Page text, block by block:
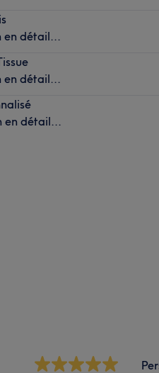
en détail...
en détail...
en détail...